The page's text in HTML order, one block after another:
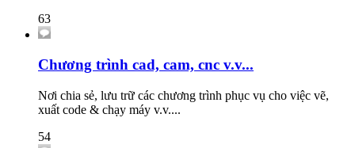
63
Chương trình cad, cam, cnc v.v...
Nơi chia sẻ, lưu trữ các chương trình phục vụ cho việc vẽ,
xuất code & chạy máy v.v....
54